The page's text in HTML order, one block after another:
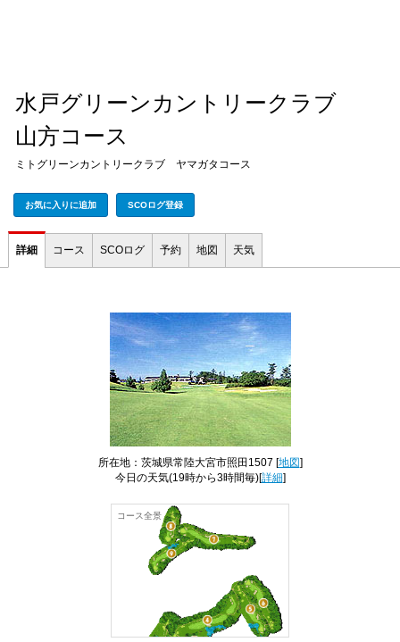
水戸グリーンカントリークラブ
山方コース
ミトグリーンカントリークラブ ヤマガタコース
お気に入りに追加 SCOログ登録
詳細 コース SCOログ 予約 地図 天気
所在地：茨城県常陸大宮市照田1507 [地図]
今日の天気(19時から3時間毎)[詳細]
コース全景